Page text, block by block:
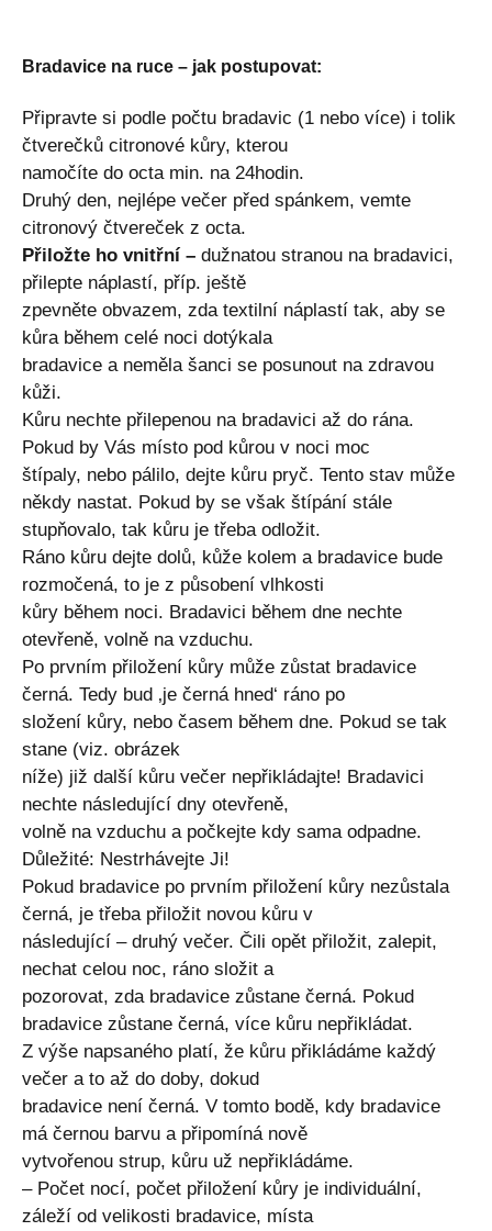
Bradavice na ruce – jak postupovat:
Připravte si podle počtu bradavic (1 nebo více) i tolik
čtverečků citronové kůry, kterou
namočíte do octa min. na 24hodin.
Druhý den, nejlépe večer před spánkem, vemte
citronový čtvereček z octa.
Přiložte ho vnitřní – dužnatou stranou na bradavici,
přilepte náplastí, příp. ještě
zpevněte obvazem, zda textilní náplastí tak, aby se
kůra během celé noci dotýkala
bradavice a neměla šanci se posunout na zdravou
kůži.
Kůru nechte přilepenou na bradavici až do rána.
Pokud by Vás místo pod kůrou v noci moc
štípaly, nebo pálilo, dejte kůru pryč. Tento stav může
někdy nastat. Pokud by se však štípání stále
stupňovalo, tak kůru je třeba odložit.
Ráno kůru dejte dolů, kůže kolem a bradavice bude
rozmočená, to je z působení vlhkosti
kůry během noci. Bradavici během dne nechte
otevřeně, volně na vzduchu.
Po prvním přiložení kůry může zůstat bradavice
černá. Tedy bud ‚je černá hned‘ ráno po
složení kůry, nebo časem během dne. Pokud se tak
stane (viz. obrázek
níže) již další kůru večer nepřikládajte! Bradavici
nechte následující dny otevřeně,
volně na vzduchu a počkejte kdy sama odpadne.
Důležité: Nestrhávejte Ji!
Pokud bradavice po prvním přiložení kůry nezůstala
černá, je třeba přiložit novou kůru v
následující – druhý večer. Čili opět přiložit, zalepit,
nechat celou noc, ráno složit a
pozorovat, zda bradavice zůstane černá. Pokud
bradavice zůstane černá, více kůru nepřikládat.
Z výše napsaného platí, že kůru přikládáme každý
večer a to až do doby, dokud
bradavice není černá. V tomto bodě, kdy bradavice
má černou barvu a připomíná nově
vytvořenou strup, kůru už nepřikládáme.
– Počet nocí, počet přiložení kůry je individuální,
záleží od velikosti bradavice, místa